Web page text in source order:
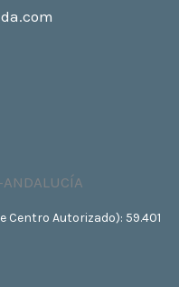
Centro Autorizado): 59.401